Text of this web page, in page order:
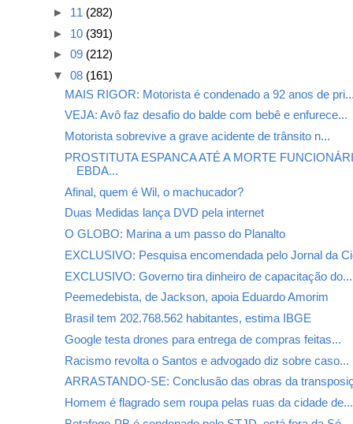
► 11 (282)
► 10 (391)
► 09 (212)
▼ 08 (161)
MAIS RIGOR: Motorista é condenado a 92 anos de
VEJA: Avô faz desafio do balde com bebê e enfurece...
Motorista sobrevive a grave acidente de trânsito n...
PROSTITUTA ESPANCA ATÉ A MORTE
EBDA...
Afinal, quem é Wil, o machucador?
Duas Medidas lança DVD pela internet
O GLOBO: Marina a um passo do Planalto
EXCLUSIVO: Pesquisa encomendada pelo Jornal da
EXCLUSIVO: Governo tira dinheiro de capacitação do...
Peemedebista, de Jackson, apoia Eduardo Amorim
Brasil tem 202.768.562 habitantes, estima IBGE
Google testa drones para entrega de compras feitas...
Racismo revolta o Santos e advogado diz sobre caso...
ARRASTANDO-SE: Conclusão das obras da
Homem é flagrado sem roupa pelas ruas da cidade de...